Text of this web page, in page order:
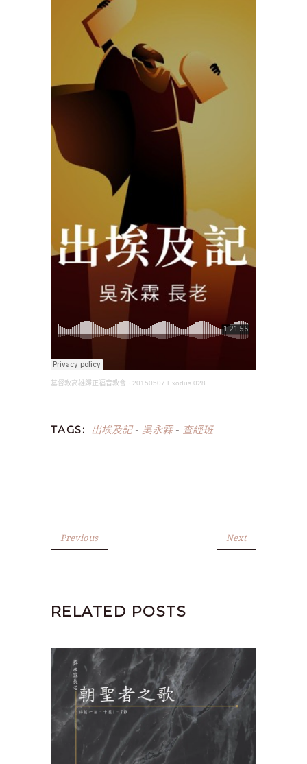
基督教高雄歸正福音教會 · 20150507 Exodus 028
TAGS: 出埃及記- 吳永霖- 查經班
Previous Next
RELATED POSTS